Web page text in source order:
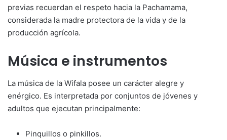
previas recuerdan el respeto hacia la Pachamama,
considerada la madre protectora de la vida y de la
producción agrícola.
Música e instrumentos
La música de la Wifala posee un carácter alegre y
enérgico. Es interpretada por conjuntos de jóvenes y
adultos que ejecutan principalmente:
Pinquillos o pinkillos.